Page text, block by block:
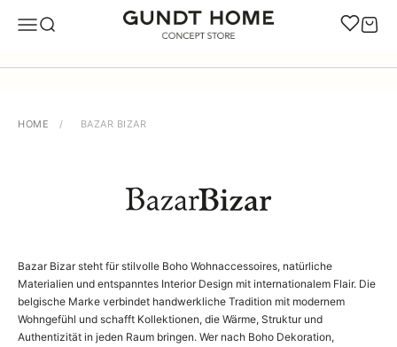
Navigationsmenü öffnen
Suche öffnen GUNDT HOME
HOME / BAZAR BIZAR
Bazar Bizar steht für stilvolle Boho Wohnaccessoires, natürliche
Materialien und entspanntes Interior Design mit internationalem Flair. Die
belgische Marke verbindet handwerkliche Tradition mit modernem
Wohngefühl und schafft Kollektionen, die Wärme, Struktur und
Authentizität in jeden Raum bringen. Wer nach Boho Dekoration,